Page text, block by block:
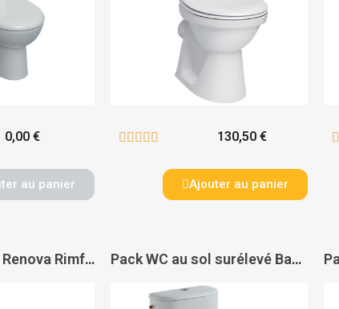
0,00 €
au panier
     130,50 €
Ajouter au panier

Pack WC au sol Renova Rimfree - GEBERIT Pack WC au sol surélevé Bastia - GEBERIT